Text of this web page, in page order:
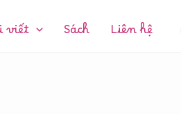
viết Sách Liên hệ